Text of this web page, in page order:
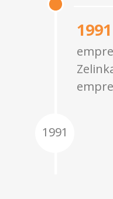
1991
1991